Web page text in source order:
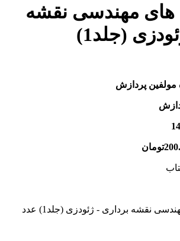
مهندسی نقشه
(جلد1)
مولفین پردازش
نقشه برداری - ژئودزی (جلد1) عدد